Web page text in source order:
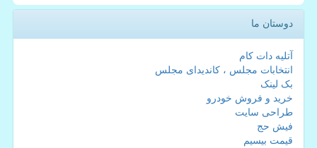
دوستان ما
آتلیه دات کام
انتخابات مجلس ، کاندیدای مجلس
بک لینک
خرید و فروش خودرو
طراحی سایت
فیش حج
قیمت بیسیم